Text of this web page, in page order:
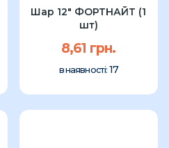
Шар 12" ФОРТНАЙТ (1
шт)
8,61 грн.
в наявності: 17